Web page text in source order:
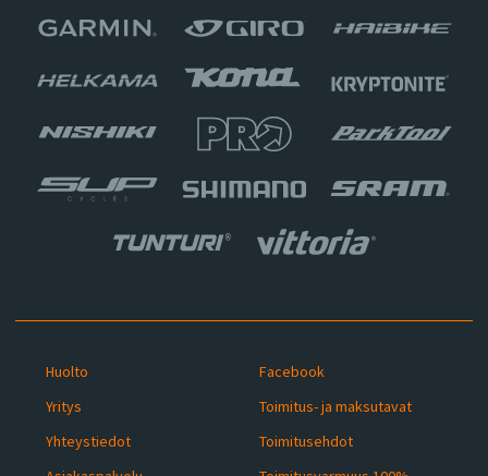
Huolto
Yritys
Yhteystiedot
Facebook
Toimitus- ja maksutavat
Toimitusehdot